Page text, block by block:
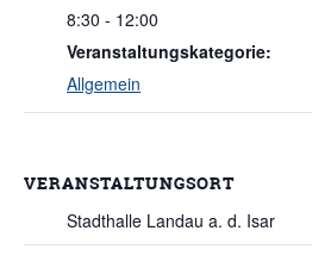
8:30 - 12:00
Veranstaltungskategorie:
Allgemein
VERANSTALTUNGSORT
Stadthalle Landau a. d. Isar